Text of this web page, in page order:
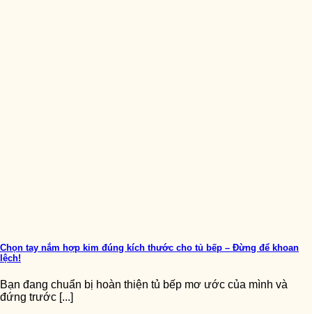
Chọn tay nắm hợp kim đúng kích thước cho tủ bếp – Đừng để khoan
lệch!
Bạn đang chuẩn bị hoàn thiện tủ bếp mơ ước của mình và
đứng trước [...]